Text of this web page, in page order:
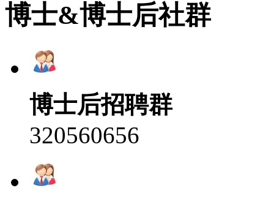
博士&博士后社群
博士后招聘群
320560656